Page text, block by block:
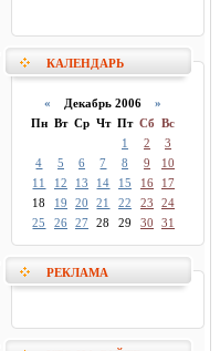
КАЛЕНДАРЬ
« Декабрь 2006 »
Пн Вт Ср Чт Пт Сб Вс
1
2
3
4
5 6 7 8 9
10
11
12 13 14 15 16
17
18
19 20 21 22 23
24
25
26 27 28 29 30 31
РЕКЛАМА